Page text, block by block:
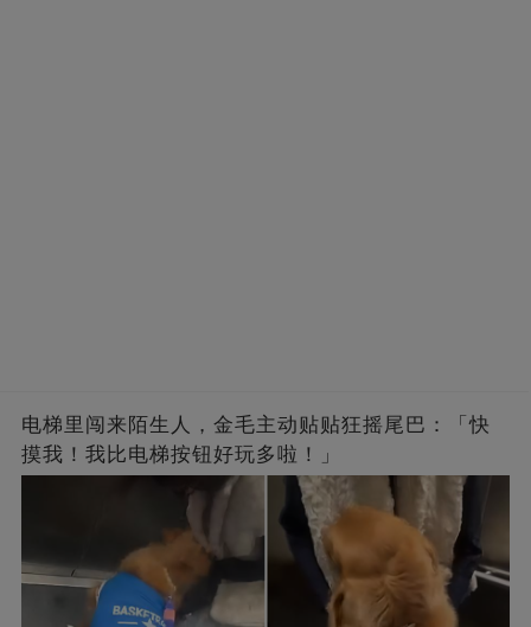
电梯里闯来陌生人，金毛主动贴贴狂摇尾巴：「快
摸我！我比电梯按钮好玩多啦！」